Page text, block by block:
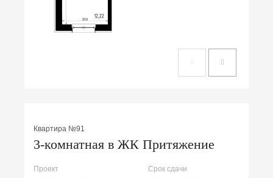
Квартира №91
3-комнатная в ЖК Притяжение
Проект
Срок сдачи